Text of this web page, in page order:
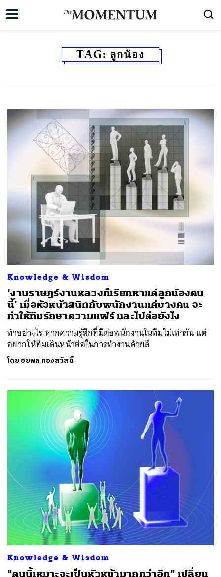
TAG: ลูกน้อง
Knowledge & Wisdom
‘งานราษฎร์งานหลวงก็เรียกหาแต่ลูกน้องคน
นี้’ เมื่อหัวหน้าสนิทกับพนักงานแค่บางคน จะ
ทำให้ทีมรักษาความแฟร์ และไปต่อยังไง
ทำอย่างไร หากความรู้สึกที่มีต่อพนักงานในทีมไม่เท่ากัน แต่
อยากให้ทีมเดินหน้าต่อในการทำงานด้วยดี
โดย ชยพล ทองสวัสดิ์
Knowledge & Wisdom
“คนนี้เหมาะจะเป็นหัวหน้ามากกว่าอีก” เปลี่ยน